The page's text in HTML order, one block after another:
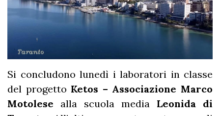
Si concludono lunedì i laboratori in classe
del progetto Ketos – Associazione Marco
Motolese alla scuola media Leonida di